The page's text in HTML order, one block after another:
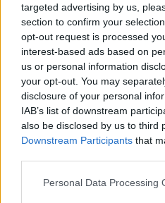
targeted advertising by us,
section to confirm your
opt-out request is processed
interest-based ads based on
us or personal information
your opt-out. You may
disclosure of your personal
IAB’s list of downstream
also be disclosed by us to third
Downstream Participants that
Personal Data Processing